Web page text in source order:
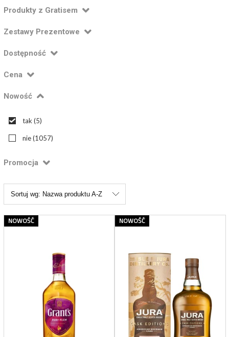
Produkty z Gratisem
Zestawy Prezentowe
Dostępność
Cena
Nowość
tak (5)
nie (1057)
Promocja
Sortuj wg: Nazwa produktu A-Z
NOWOŚĆ NOWOŚĆ